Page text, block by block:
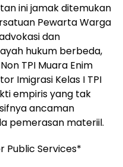
ini jamak ditemukan
Pewarta Warga
dan
hukum berbeda,
TPI Muara Enim
Imigrasi Kelas I TPI
empiris yang tak
ancaman
pemerasan materiil.
Public Services*